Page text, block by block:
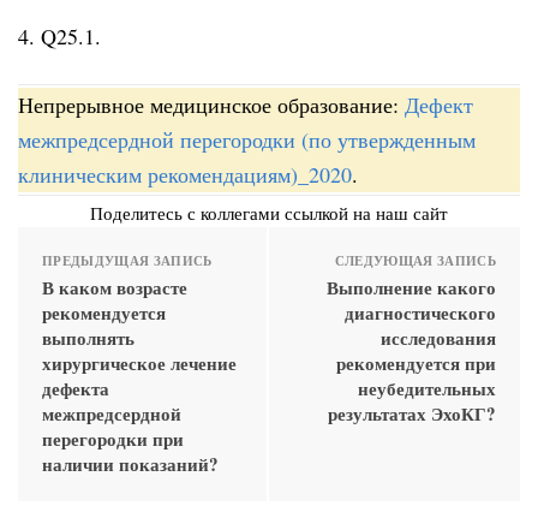
4. Q25.1.
Непрерывное медицинское образование: Дефект
межпредсердной перегородки (по утвержденным
клиническим рекомендациям)_2020.
Поделитесь с коллегами ссылкой на наш сайт
ПРЕДЫДУЩАЯ ЗАПИСЬ
В каком возрасте
рекомендуется
выполнять
хирургическое лечение
дефекта
межпредсердной
перегородки при
наличии показаний?
СЛЕДУЮЩАЯ ЗАПИСЬ
Выполнение какого
диагностического
исследования
рекомендуется при
неубедительных
результатах ЭхоКГ?